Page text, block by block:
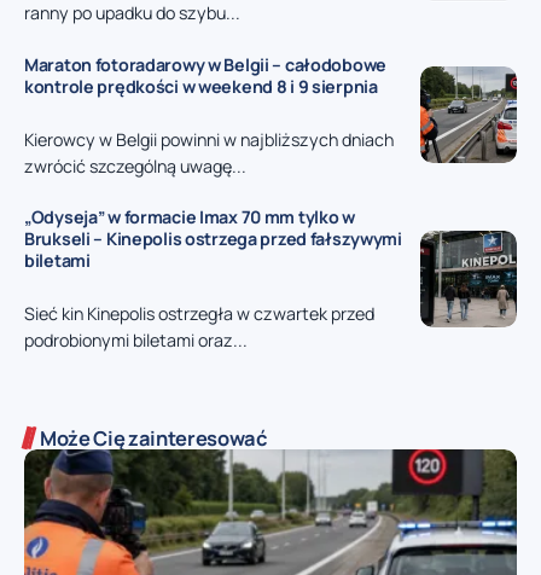
ranny po upadku do szybu...
Maraton fotoradarowy w Belgii – całodobowe
kontrole prędkości w weekend 8 i 9 sierpnia
Kierowcy w Belgii powinni w najbliższych dniach
zwrócić szczególną uwagę...
„Odyseja” w formacie Imax 70 mm tylko w
Brukseli – Kinepolis ostrzega przed fałszywymi
biletami
Sieć kin Kinepolis ostrzegła w czwartek przed
podrobionymi biletami oraz...
Może Cię zainteresować